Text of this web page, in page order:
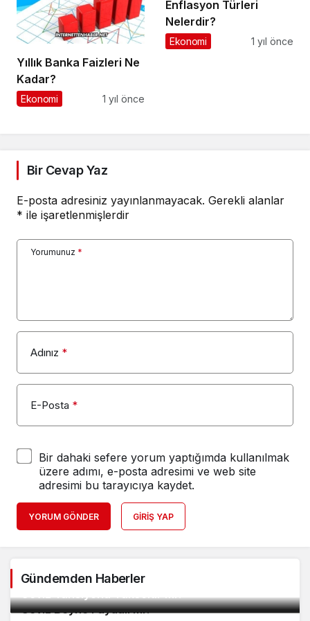
Yıllık Banka Faizleri Ne
Kadar?
Ekonomi 1 yıl önce
Enflasyon Türleri
Nelerdir?
Ekonomi 1 yıl önce
Bir Cevap Yaz
E-posta adresiniz yayınlanmayacak. Gerekli alanlar
* ile işaretlenmişlerdir
Yorumunuz *
Adınız *
E-Posta *
Bir dahaki sefere yorum yaptığımda kullanılmak
üzere adımı, e-posta adresimi ve web site
adresimi bu tarayıcıya kaydet.
YORUM GÖNDER GIRIŞ YAP
Gündemden Haberler
2
Ceviz Beyne Faydalı mı?
3
4